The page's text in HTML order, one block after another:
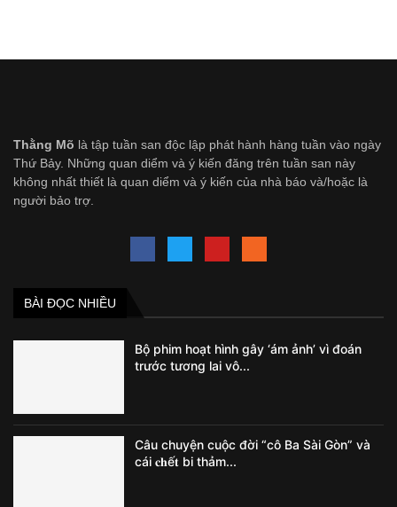
Thằng Mõ là tập tuần san độc lập phát hành hàng tuần vào ngày
Thứ Bảy. Những quan diểm và ý kiến đăng trên tuần san này
không nhất thiết là quan diểm và ý kiến của nhà báo và/hoặc là
người bảo trợ.
BÀI ĐỌC NHIỀU
Bộ phim hoạt hình gây ‘ám ảnh’ vì đoán
trước tương lai vô...
Câu chuyện cuộc đời “cô Ba Sài Gòn” và
cái 𝐜𝐡ế𝐭 bi thảm...